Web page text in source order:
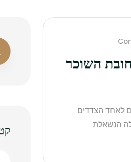
השוכר
לאחד הצדדים
הנשאלת